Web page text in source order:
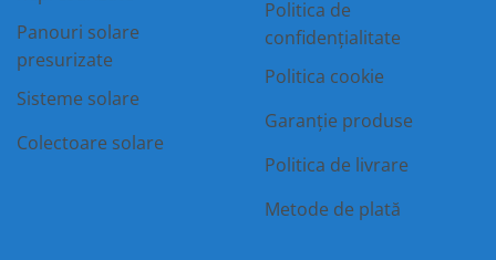
Panouri solare
presurizate
Sisteme solare
Colectoare solare
Politica de
confidențialitate
Politica cookie
Garanție produse
Politica de livrare
Metode de plată